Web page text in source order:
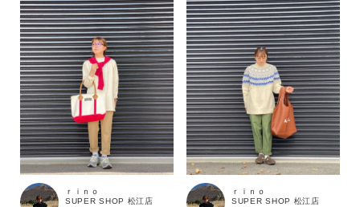
この条件で絞り込む
ｒｉｎｏ
SUPER SHOP 松江店
ｒｉｎｏ
SUPER SHOP 松江店